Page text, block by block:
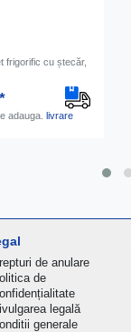
frigorific cu ștecăr,
adauga. livrare
de anulare
de
legală
generale